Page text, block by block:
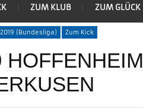
ZUM KLUB ZUM GLÜCK
(Bundesliga) Zum Kick